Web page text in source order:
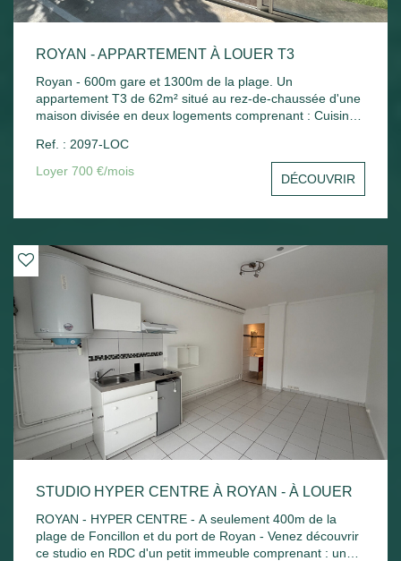
ROYAN - APPARTEMENT À LOUER T3
Royan - 600m gare et 1300m de la plage. Un
appartement T3 de 62m² situé au rez-de-chaussée d'une
maison divisée en deux logements comprenant : Cuisine
et wc. Chauffage électrique. Jardin commun.
Ref. : 2097-LOC
Loyer 700 €/mois
DÉCOUVRIR
STUDIO HYPER CENTRE À ROYAN - À LOUER
ROYAN - HYPER CENTRE - A seulement 400m de la
plage de Foncillon et du port de Royan - Venez découvrir
ce studio en RDC d'un petit immeuble comprenant : une